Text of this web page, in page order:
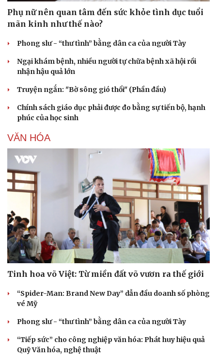
Phụ nữ nên quan tâm đến sức khỏe tình dục tuổi
mãn kinh như thế nào?
Phong slư - “thư tình” bằng dân ca của người Tày
Ngại khám bệnh, nhiều người tự chữa bệnh xã hội rồi
nhận hậu quả lớn
Truyện ngắn: "Bờ sông gió thổi" (Phần đầu)
Chính sách giáo dục phải được đo bằng sự tiến bộ, hạnh
phúc của học sinh
VĂN HÓA
Tinh hoa võ Việt: Từ miền đất võ vươn ra thế giới
“Spider-Man: Brand New Day” dẫn đầu doanh số phòng
vé Mỹ
Phong slư - “thư tình” bằng dân ca của người Tày
“Tiếp sức” cho công nghiệp văn hóa: Phát huy hiệu quả
Quỹ Văn hóa, nghệ thuật